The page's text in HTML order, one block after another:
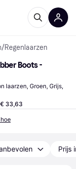
/Regenlaarzen
Boots -
laarzen, Groen, Grijs,
€ 33,63
Prijs